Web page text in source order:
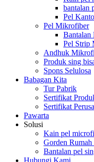
bantalan
Pel
Pel Mikrofiber
Bantalan
Pel Strip
Andhuk
Produk sing
Spons Selulosa
Babagan Kita
Tur Pabrik
Sertifikat
Sertifikat
Pawarta
Solusi
Kain pel
Gorden
Bantalan pel
Hubungi Kami